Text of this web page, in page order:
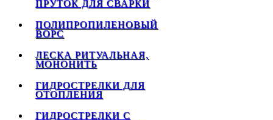
ПРУТОК ДЛЯ СВАРКИ
ПОЛИПРОПИЛЕНОВЫЙ
ВОРС
ЛЕСКА РИТУАЛЬНАЯ,
МОНОНИТЬ
ГИДРОСТРЕЛКИ ДЛЯ
ОТОПЛЕНИЯ
ГИДРОСТРЕЛКИ С